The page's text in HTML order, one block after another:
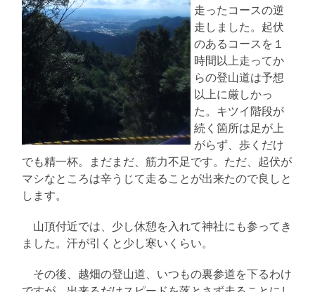
走ったコースの逆
走しました。起伏
のあるコースを１
時間以上走ってか
らの登山道は予想
以上に厳しかっ
た。キツイ階段が
続く箇所は足が上
がらず、歩くだけ
でも精一杯。まだまだ、筋力不足です。ただ、起伏が
マシなところは辛うじて走ることが出来たので良しと
します。
山頂付近では、少し休憩を入れて神社にも参ってき
ました。汗が引くと少し寒いくらい。
その後、越畑の登山道、いつもの裏参道を下るわけ